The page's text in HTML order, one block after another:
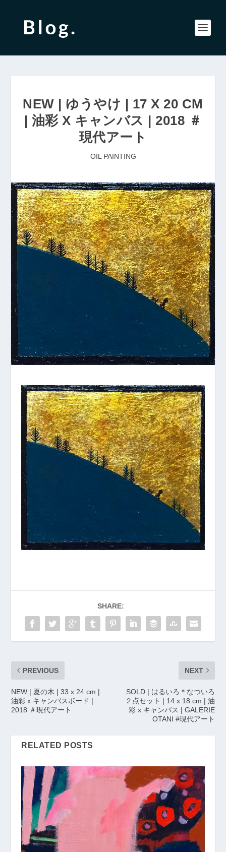
NEW | ゆうやけ | 17 X 20 CM
| 油彩 X キャンバス | 2018 ＃
現代アート
OIL PAINTING
SHARE:
PREVIOUS
NEW | 夏の木 | 33 x 24 cm |
油彩 x キャンバスボード |
2018 ＃現代アート
NEXT
SOLD | はるいろ＊なついろ
２点セット | 14 x 18 cm | 油
彩 x キャンバス | GALERIE
OTANI #現代アート
RELATED POSTS